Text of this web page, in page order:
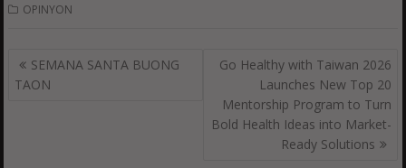
OPINYON
Post
navigation
SEMANA SANTA BUONG
TAON
Go Healthy with Taiwan 2026
Launches New Top 20
Mentorship Program to Turn
Bold Health Ideas into Market-
Ready Solutions